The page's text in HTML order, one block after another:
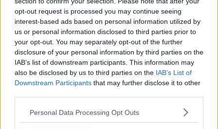
opt-out request is processed you may continue seeing
interest-based ads based on personal information utilized by
us or personal information disclosed to third parties prior to
your opt-out. You may separately opt-out of the further
disclosure of your personal information by third parties on the
IAB’s list of downstream participants. This information may
also be disclosed by us to third parties on the IAB’s List of
Downstream Participants that may further disclose it to other
Personal Data Processing Opt Outs
Carina Rydberg - vår enda kvinnliga beat-författare?
2026-07-27
Kan man skriva en bok på svenska utan att använa "ä, ä, ö"?
Svar avzombie-nation 2026-07-2522:13
Spionen på FRA - Anders Jallai
Svar avnotwanted 2026-07-2519:19
Svar avMobbadeJessica 2026-07-2514:34